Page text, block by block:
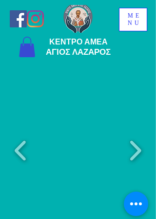
ΚΕΝΤΡΟ ΑΜΕΑ
ΑΓΙΟΣ ΛΑΖΑΡΟΣ
ME
NU